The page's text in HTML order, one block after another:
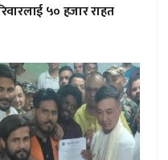
५० हजार राहत